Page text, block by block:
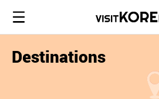
Destinations